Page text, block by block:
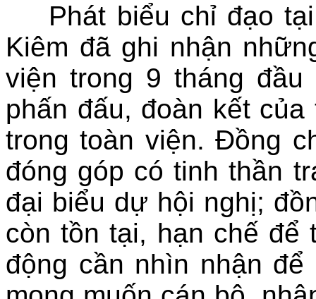
Phát biểu chỉ đạo tại
Kiêm đã ghi nhận
viện trong 9 tháng
phấn đấu, đoàn kết
trong toàn viện. Đồng
đóng góp có tinh thần
đại biểu dự hội nghị;
còn tồn tại, hạn chế
động cần nhìn nhận